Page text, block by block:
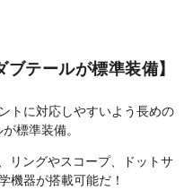
ブテールが標準装備】
トに対応しやすいよう長めの
標準装備。
リングやスコープ、ドットサ
機器が搭載可能だ！